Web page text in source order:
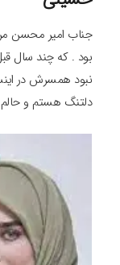
جناب امیر محسن
بود . که چند سال
نبود همسرش در
دلتنگ هستم و